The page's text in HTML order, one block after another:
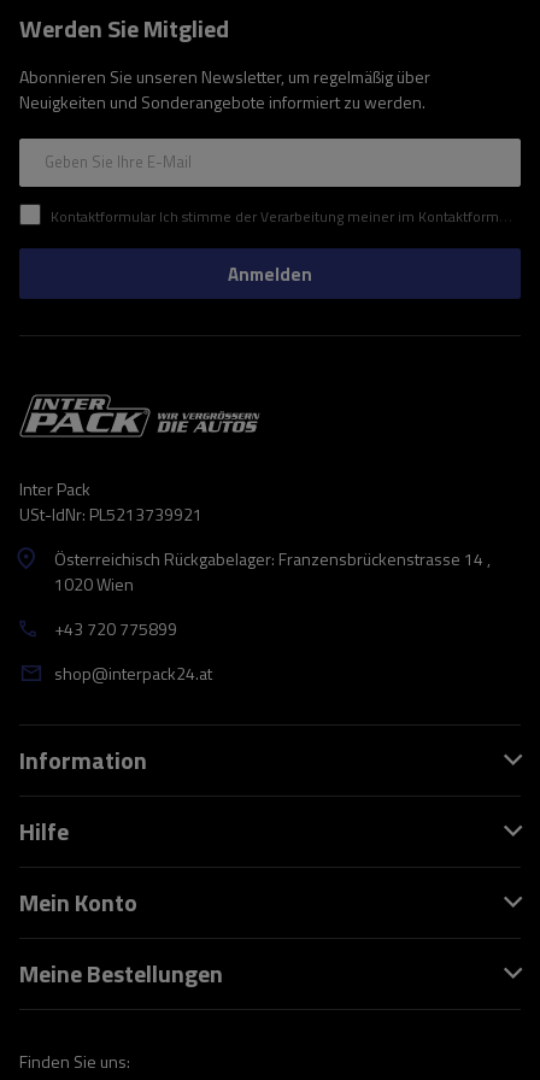
Werden Sie Mitglied
Abonnieren Sie unseren Newsletter, um regelmäßig über
Neuigkeiten und Sonderangebote informiert zu werden.
Geben Sie Ihre E-Mail
Kontaktformular Ich stimme der Verarbeitung meiner im Kontaktformular enthaltenen personenbezogenen Daten gemäß der Verordnung (EU) des Europäischen Parlaments und des Rates zu.
Anmelden
Inter Pack
USt-IdNr: PL5213739921
Österreichisch Rückgabelager: Franzensbrückenstrasse 14 ,
1020 Wien
+43 720 775899
shop@interpack24.at
Information
Hilfe
Mein Konto
Meine Bestellungen
Finden Sie uns: